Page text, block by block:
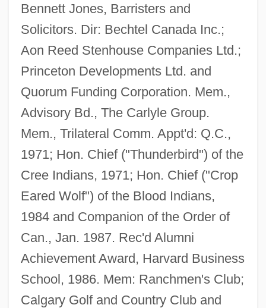
Bennett Jones, Barristers and
Solicitors. Dir: Bechtel Canada Inc.;
Aon Reed Stenhouse Companies Ltd.;
Princeton Developments Ltd. and
Quorum Funding Corporation. Mem.,
Advisory Bd., The Carlyle Group.
Mem., Trilateral Comm. Appt'd: Q.C.,
1971; Hon. Chief ("Thunderbird") of the
Cree Indians, 1971; Hon. Chief ("Crop
Eared Wolf") of the Blood Indians,
1984 and Companion of the Order of
Can., Jan. 1987. Rec'd Alumni
Achievement Award, Harvard Business
School, 1986. Mem: Ranchmen's Club;
Calgary Golf and Country Club and